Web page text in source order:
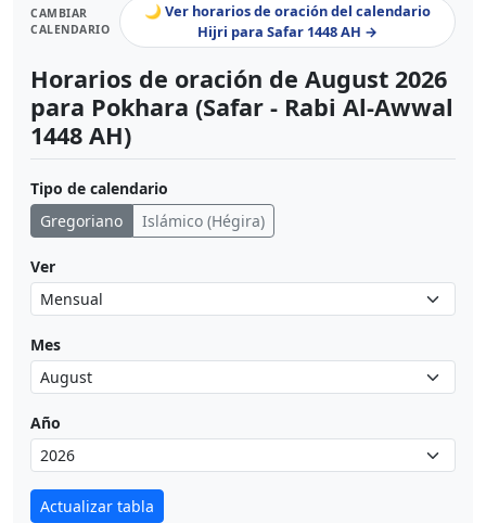
CAMBIAR
CALENDARIO
🌙 Ver horarios de oración del calendario
Hijri para Safar 1448 AH →
Horarios de oración de August 2026
para Pokhara (Safar - Rabi Al-Awwal
1448 AH)
Tipo de calendario
Gregoriano
Islámico (Hégira)
Ver
Mes
Año
Actualizar tabla